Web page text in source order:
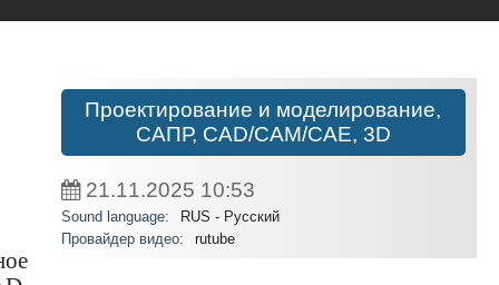
Проектирование и моделирование,
САПР, CAD/CAM/CAE, 3D
21.11.2025 10:53
Sound language:
RUS - Русский
Провайдер видео:
rutube